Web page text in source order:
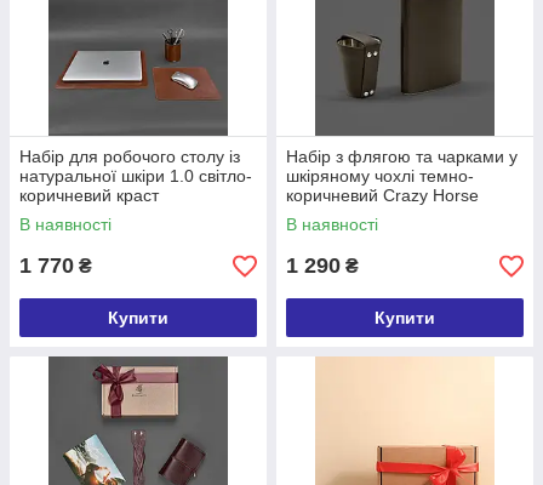
Набір для робочого столу із
натуральної шкіри 1.0 світло-
коричневий краст
В наявності
1 770 ₴
Купити
Набір з флягою та чарками у
шкіряному чохлі темно-
коричневий Crazy Horse
В наявності
1 290 ₴
Купити